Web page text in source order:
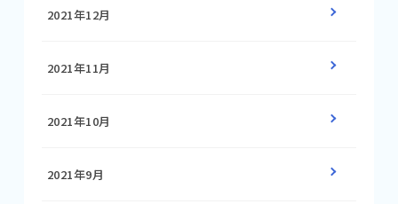
2021年12月
2021年11月
2021年10月
2021年9月